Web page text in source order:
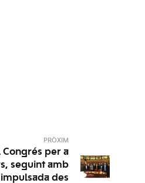
PRÒXIM
Congrés per a
seguint amb
des